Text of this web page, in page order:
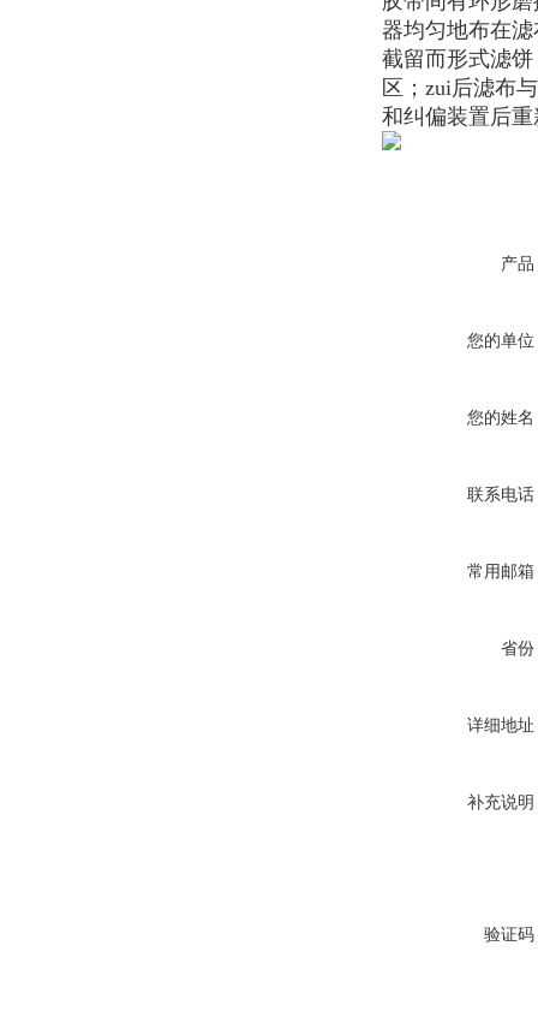
器均匀地布在
截留而形式滤
区；zui后滤布
和纠偏装置后
产品
您的单位
您的姓名
联系电话
常用邮箱
省份
详细地址
补充说明
验证码